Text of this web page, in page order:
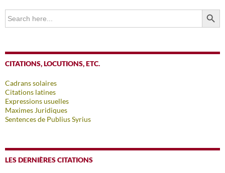
Search
for:
SEARCH
CITATIONS, LOCUTIONS, ETC.
Cadrans solaires
Citations latines
Expressions usuelles
Maximes Juridiques
Sentences de Publius Syrius
LES DERNIÈRES CITATIONS